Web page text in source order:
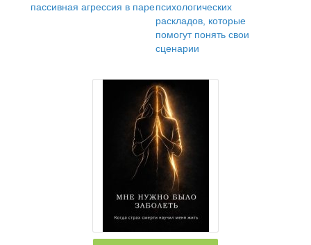
пассивная агрессия в парепсихологических
раскладов, которые
помогут понять свои
сценарии